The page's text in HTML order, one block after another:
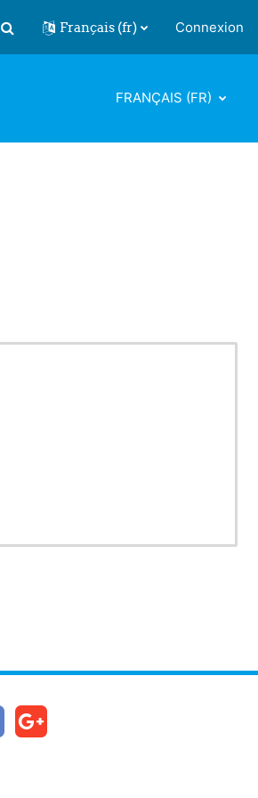
Activer/désactiver la saisie de
Français ‎(fr)‎ Connexion
FRANÇAIS ‎(FR)‎